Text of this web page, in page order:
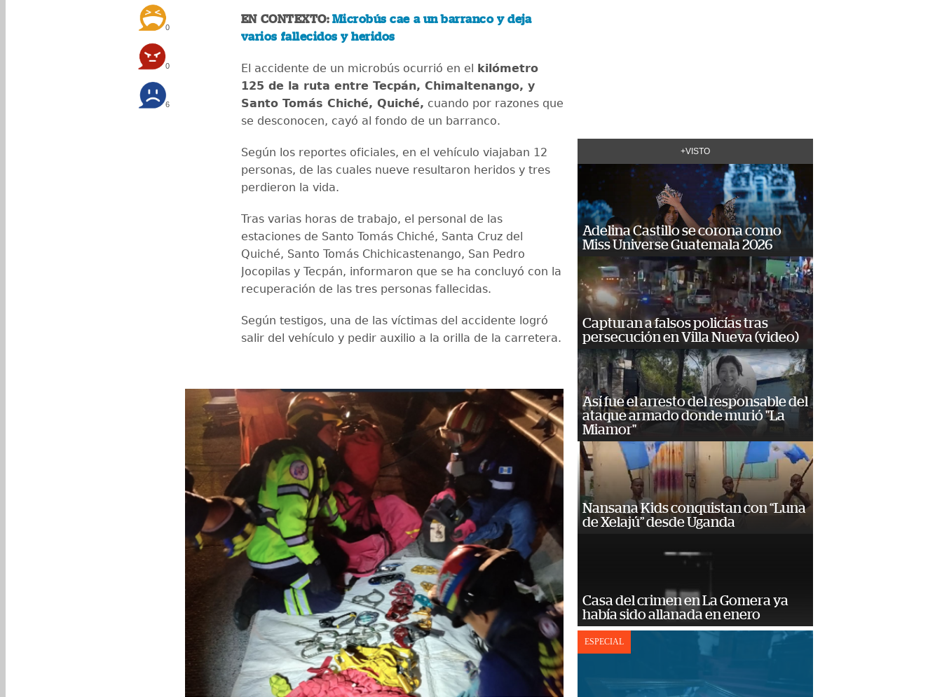
0
0
6
EN CONTEXTO: Microbús cae a un barranco y deja
varios fallecidos y heridos
El accidente de un microbús ocurrió en el kilómetro
125 de la ruta entre Tecpán, Chimaltenango, y
Santo Tomás Chiché, Quiché, cuando por razones que
se desconocen, cayó al fondo de un barranco.
Según los reportes oficiales, en el vehículo viajaban 12
personas, de las cuales nueve resultaron heridos y tres
perdieron la vida.
Tras varias horas de trabajo, el personal de las
estaciones de Santo Tomás Chiché, Santa Cruz del
Quiché, Santo Tomás Chichicastenango, San Pedro
Jocopilas y Tecpán, informaron que se ha concluyó con la
recuperación de las tres personas fallecidas.
Según testigos, una de las víctimas del accidente logró
salir del vehículo y pedir auxilio a la orilla de la carretera.
+VISTO
Adelina Castillo se corona como
Miss Universe Guatemala 2026
Capturan a falsos policías tras
persecución en Villa Nueva (video)
Así fue el arresto del responsable del
ataque armado donde murió "La
Miamor"
Nansana Kids conquistan con “Luna
de Xelajú” desde Uganda
Casa del crimen en La Gomera ya
había sido allanada en enero
ESPECIAL